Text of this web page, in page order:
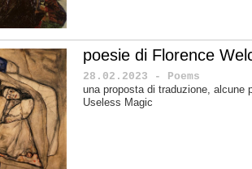
poesie di Florence
28.02.2023 - Poems
una proposta di traduzione, alcune
Useless Magic